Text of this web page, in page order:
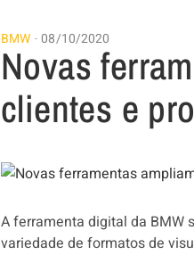
BMW 08/10/2020
Novas
clientes e
A ferramenta digital da BMW
variedade de formatos de